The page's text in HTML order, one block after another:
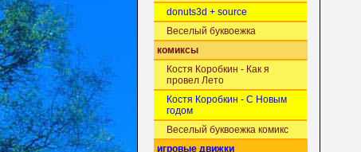
donuts3d + source
Веселый буквоежка
комиксы
Костя Коробкин - Как я
провел Лето
Костя Коробкин - С Новым
годом
Веселый буквоежка комикс
игровые движки